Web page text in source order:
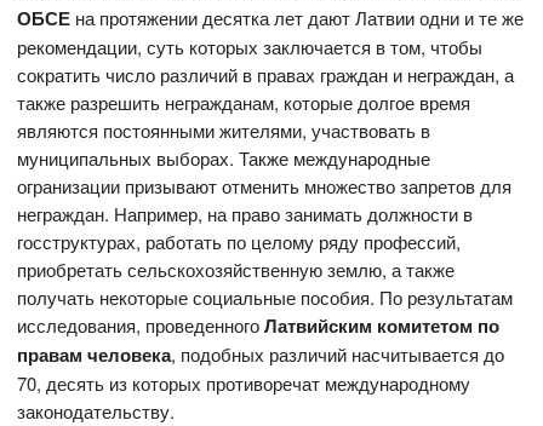
ОБСЕ на протяжении десятка лет дают Латвии одни и те же
рекомендации, суть которых заключается в том, чтобы
сократить число различий в правах граждан и неграждан, а
также разрешить негражданам, которые долгое время
являются постоянными жителями, участвовать в
муниципальных выборах. Также международные
огранизации призывают отменить множество запретов для
неграждан. Например, на право занимать должности в
госструктурах, работать по целому ряду профессий,
приобретать сельскохозяйственную землю, а также
получать некоторые социальные пособия. По результатам
исследования, проведенногоЛатвийским комитетом по
правам человека, подобных различий насчитывается до
70, десять из которых противоречат международному
законодательству.